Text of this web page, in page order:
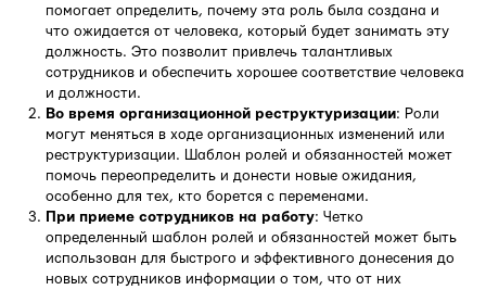
помогает определить, почему эта роль была создана и
что ожидается от человека, который будет занимать эту
должность. Это позволит привлечь талантливых
сотрудников и обеспечить хорошее соответствие человека
и должности.
Во время организационной реструктуризации: Роли
могут меняться в ходе организационных изменений или
реструктуризации. Шаблон ролей и обязанностей может
помочь переопределить и донести новые ожидания,
особенно для тех, кто борется с переменами.
При приеме сотрудников на работу: Четко
определенный шаблон ролей и обязанностей может быть
использован для быстрого и эффективного донесения до
новых сотрудников информации о том, что от них